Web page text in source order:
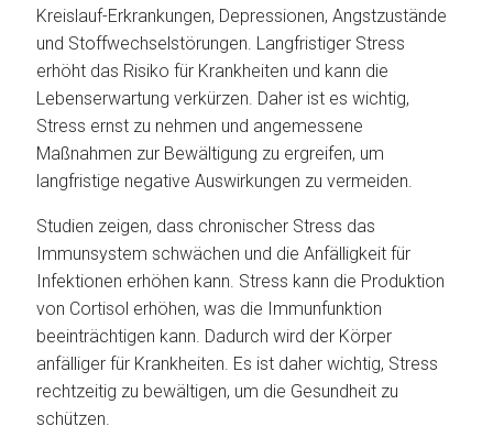
Kreislauf-Erkrankungen, Depressionen, Angstzustände
und Stoffwechselstörungen. Langfristiger Stress
erhöht das Risiko für Krankheiten und kann die
Lebenserwartung verkürzen. Daher ist es wichtig,
Stress ernst zu nehmen und angemessene
Maßnahmen zur Bewältigung zu ergreifen, um
langfristige negative Auswirkungen zu vermeiden.
Studien zeigen, dass chronischer Stress das
Immunsystem schwächen und die Anfälligkeit für
Infektionen erhöhen kann. Stress kann die Produktion
von Cortisol erhöhen, was die Immunfunktion
beeinträchtigen kann. Dadurch wird der Körper
anfälliger für Krankheiten. Es ist daher wichtig, Stress
rechtzeitig zu bewältigen, um die Gesundheit zu
schützen.